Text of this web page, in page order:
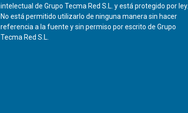
intelectual de Grupo Tecma Red S.L. y está protegido por ley.
No está permitido utilizarlo de ninguna manera sin hacer
referencia a la fuente y sin permiso por escrito de Grupo
Tecma Red S.L.